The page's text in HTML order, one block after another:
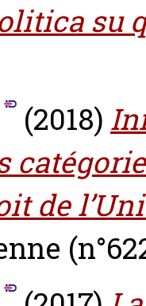
su
(2018)
de